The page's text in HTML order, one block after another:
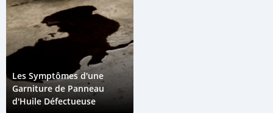
Les Symptômes d'une
Garniture de Panneau
d'Huile Défectueuse